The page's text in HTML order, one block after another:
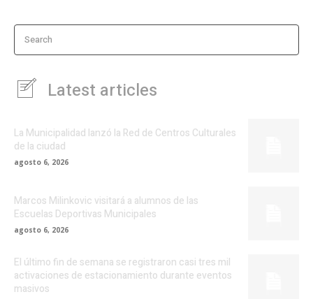
Search
Latest articles
La Municipalidad lanzó la Red de Centros Culturales
de la ciudad
agosto 6, 2026
Marcos Milinkovic visitará a alumnos de las
Escuelas Deportivas Municipales
agosto 6, 2026
El último fin de semana se registraron casi tres mil
activaciones de estacionamiento durante eventos
masivos